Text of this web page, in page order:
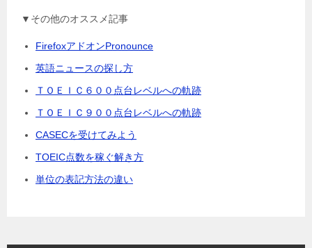
▼その他のオススメ記事
FirefoxアドオンPronounce
英語ニュースの探し方
ＴＯＥＩＣ６００点台レベルへの軌跡
ＴＯＥＩＣ９００点台レベルへの軌跡
CASECを受けてみよう
TOEIC点数を稼ぐ解き方
単位の表記方法の違い